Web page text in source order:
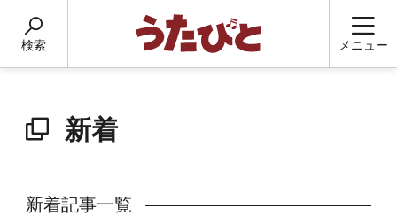
検索 メニュー
新着
新着記事一覧